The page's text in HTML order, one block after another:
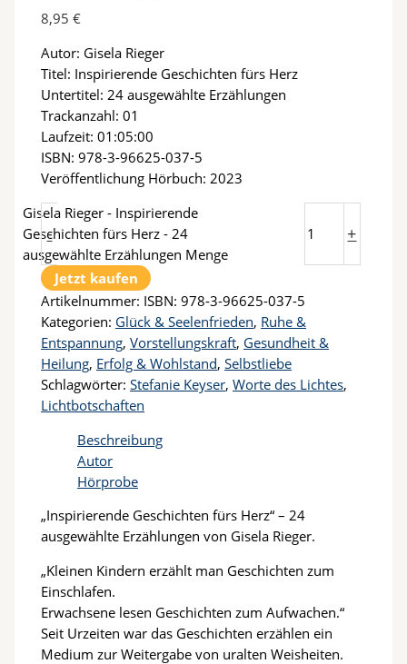
8,95€
Autor: Gisela Rieger
Titel: Inspirierende Geschichten fürs Herz
Untertitel: 24 ausgewählte Erzählungen
Trackanzahl: 01
Laufzeit: 01:05:00
ISBN: 978-3-96625-037-5
Veröffentlichung Hörbuch: 2023
-
Gisela Rieger - Inspirierende
Geschichten fürs Herz - 24
ausgewählte Erzählungen Menge
+
Jetzt kaufen
Artikelnummer: ISBN: 978-3-96625-037-5
Kategorien: Glück & Seelenfrieden, Ruhe &
Entspannung,Vorstellungskraft, Gesundheit &
Heilung, Erfolg & Wohlstand,Selbstliebe
Schlagwörter:Stefanie Keyser,Worte des Lichtes,
Lichtbotschaften
Beschreibung
Autor
Hörprobe
„Inspirierende Geschichten fürs Herz“ – 24
ausgewählte Erzählungen von Gisela Rieger.
„Kleinen Kindern erzählt man Geschichten zum
Einschlafen.
Erwachsene lesen Geschichten zum Aufwachen.“
Seit Urzeiten war das Geschichten erzählen ein
Medium zur Weitergabe von uralten Weisheiten.